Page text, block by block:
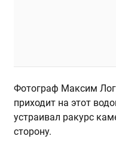
Фотограф Максим
приходит на этот
устраивал ракурс
сторону.